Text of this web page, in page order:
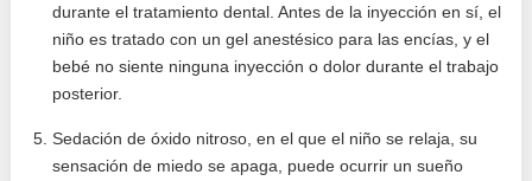
durante el tratamiento dental. Antes de la inyección en sí, el
niño es tratado con un gel anestésico para las encías, y el
bebé no siente ninguna inyección o dolor durante el trabajo
posterior.
Sedación de óxido nitroso, en el que el niño se relaja, su
sensación de miedo se apaga, puede ocurrir un sueño